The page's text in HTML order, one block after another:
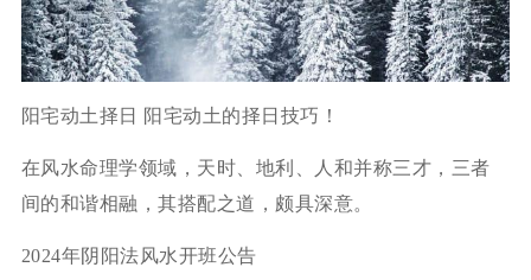
阳宅动土择日 阳宅动土的择日技巧！
在风水命理学领域，天时、地利、人和并称三才，三者
间的和谐相融，其搭配之道，颇具深意。
2024年阴阳法风水开班公告